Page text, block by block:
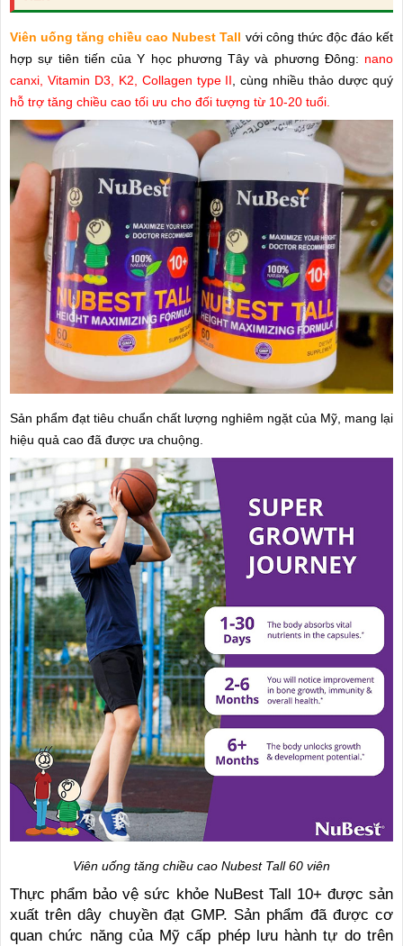
Viên uống tăng chiều cao Nubest Tall với công thức độc đáo kết
hợp sự tiên tiến của Y học phương Tây và phương Đông: nano
canxi, Vitamin D3, K2, Collagen type II , cùng nhiều thảo dược quý
hỗ trợ tăng chiều cao tối ưu cho đối tượng từ 10-20 tuổi.
Sản phẩm đạt tiêu chuẩn chất lượng nghiêm ngặt của Mỹ, mang lại
hiệu quả cao đã được ưa chuộng.
Viên uống tăng chiều cao Nubest Tall 60 viên
Thực phẩm bảo vệ sức khỏe NuBest Tall 10+ được sản
xuất trên dây chuyền đạt GMP. Sản phẩm đã được cơ
quan chức năng của Mỹ cấp phép lưu hành tự do trên